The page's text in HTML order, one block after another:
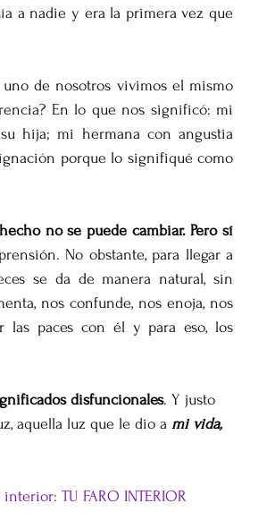
a nadie y era la primera vez que
uno de nosotros vivimos el mismo
En lo que nos significó: mi
hija; mi hermana con angustia
porque lo signifiqué como
no se puede cambiar. Pero sí
No obstante, para llegar a
se da de manera natural, sin
nos confunde, nos enoja, nos
las paces con él y para eso, los
disfuncionales. Y justo
aquella luz que le dio a mi vida,
TU FARO INTERIOR